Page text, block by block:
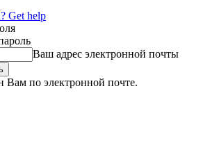
Get help
Ваш адрес электронной почты
Вам по электронной почте.